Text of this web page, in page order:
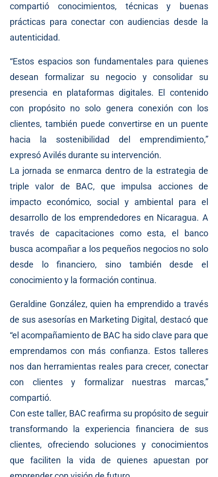
compartió conocimientos, técnicas y buenas
prácticas para conectar con audiencias desde la
autenticidad.
“Estos espacios son fundamentales para quienes
desean formalizar su negocio y consolidar su
presencia en plataformas digitales. El contenido
con propósito no solo genera conexión con los
clientes, también puede convertirse en un puente
hacia la sostenibilidad del emprendimiento,”
expresó Avilés durante su intervención.
La jornada se enmarca dentro de la estrategia de
triple valor de BAC, que impulsa acciones de
impacto económico, social y ambiental para el
desarrollo de los emprendedores en Nicaragua. A
través de capacitaciones como esta, el banco
busca acompañar a los pequeños negocios no solo
desde lo financiero, sino también desde el
conocimiento y la formación continua.
Geraldine González, quien ha emprendido a través
de sus asesorías en Marketing Digital, destacó que
“el acompañamiento de BAC ha sido clave para que
emprendamos con más confianza. Estos talleres
nos dan herramientas reales para crecer, conectar
con clientes y formalizar nuestras marcas,”
compartió.
Con este taller, BAC reafirma su propósito de seguir
transformando la experiencia financiera de sus
clientes, ofreciendo soluciones y conocimientos
que faciliten la vida de quienes apuestan por